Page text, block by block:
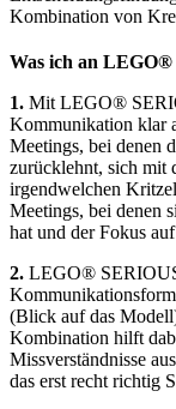
Kombination von
Was ich an
1. Mit LEGO®
Kommunikation klar
Meetings, bei denen
zurücklehnt, sich mit
irgendwelchen
Meetings, bei denen
hat und der Fokus
2. LEGO®
(Blick auf das
Kombination hilft
Missverständnisse
das erst recht richtig